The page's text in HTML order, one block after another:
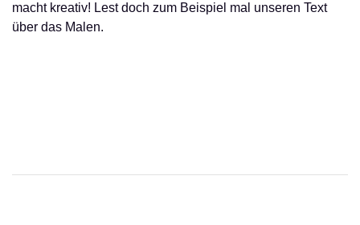
macht kreativ! Lest doch zum Beispiel mal unseren Text
über das Malen.